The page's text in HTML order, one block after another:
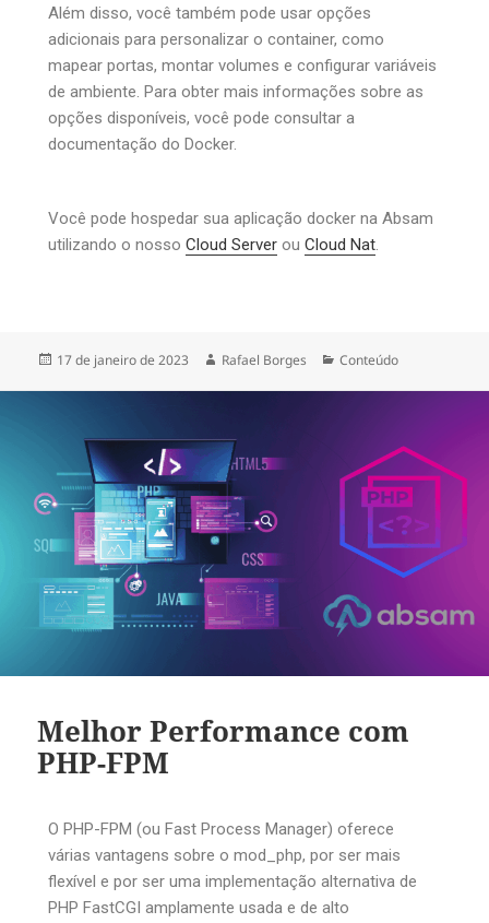
Além disso, você também pode usar opções
adicionais para personalizar o container, como
mapear portas, montar volumes e configurar variáveis
de ambiente. Para obter mais informações sobre as
opções disponíveis, você pode consultar a
documentação do Docker.
Você pode hospedar sua aplicação docker na Absam
utilizando o nossoCloud Server ouCloud Nat.
17 de janeiro de 2023 Rafael Borges Conteúdo
Melhor Performance com
PHP-FPM
O PHP-FPM (ou Fast Process Manager) oferece
várias vantagens sobre o mod_php, por ser mais
flexível e por ser uma implementação alternativa de
PHP FastCGI amplamente usada e de alto